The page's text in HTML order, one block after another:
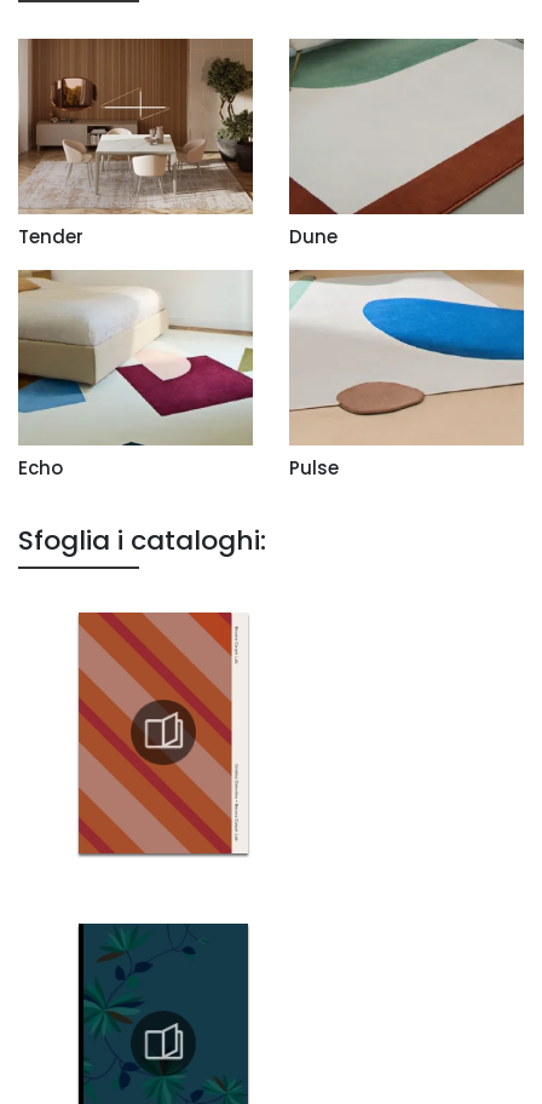
Tender Dune
Echo Pulse
Sfoglia i cataloghi: